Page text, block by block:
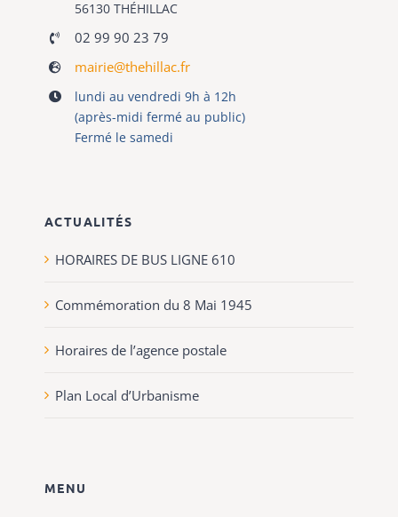
56130 THÉHILLAC
02 99 90 23 79
mairie@thehillac.fr
lundi au vendredi 9h à 12h
(après-midi fermé au public)
Fermé le samedi
ACTUALITÉS
HORAIRES DE BUS LIGNE 610
Commémoration du 8 Mai 1945
Horaires de l’agence postale
Plan Local d’Urbanisme
MENU